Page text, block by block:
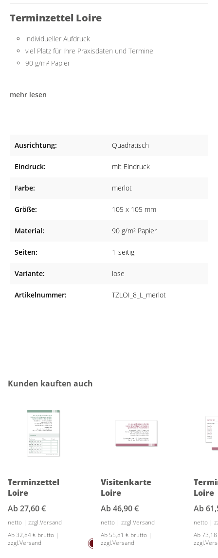
Terminzettel Loire
individueller Aufdruck
viel Platz für Ihre Praxisdaten und Termine
90 g/m² Papier
Der quadratische Terminzettel lässt sich einfach beschriften und
Made in Germany
gefertigt, sodass Sie ein qualitatives Produkt erhalten.
Die Terminzettel eignen sich sowohl für Arztpraxen aller
Physiotherapeuten und Zahnärzte.
mehr lesen
Ausrichtung: Quadratisch
Eindruck: mit Eindruck
Farbe: merlot
Größe: 105 x 105 mm
Material: 90 g/m² Papier
Seiten: 1-seitig
Variante: lose
Artikelnummer: TZLOI_8_L_merlot
Produktgalerie überspringen
Kunden kauften auch
Terminzettel
Loire
Ab 27,60 €
netto | zzgl.Versand
Ab 32,84 € brutto |
zzgl.Versand
Visitenkarte
Loire
Ab46,90 €
netto | zzgl.Versand
Ab 55,81 € brutto |
zzgl.Versand
Loire
Ab
netto |
Ab